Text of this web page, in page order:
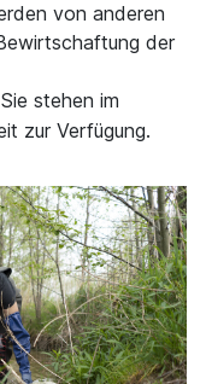
von anderen
der
stehen im
zur Verfügung.